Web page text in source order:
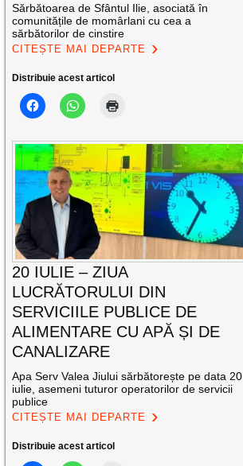
Sărbătoarea de Sfântul Ilie, asociată în
comunitățile de momârlani cu cea a
sărbătorilor de cinstire
CITEȘTE MAI DEPARTE
Distribuie acest articol
20 IULIE – ZIUA
LUCRĂTORULUI DIN
SERVICIILE PUBLICE DE
ALIMENTARE CU APĂ ȘI DE
CANALIZARE
Apa Serv Valea Jiului sărbătorește pe data 20
iulie, asemeni tuturor operatorilor de servicii
publice
CITEȘTE MAI DEPARTE
Distribuie acest articol